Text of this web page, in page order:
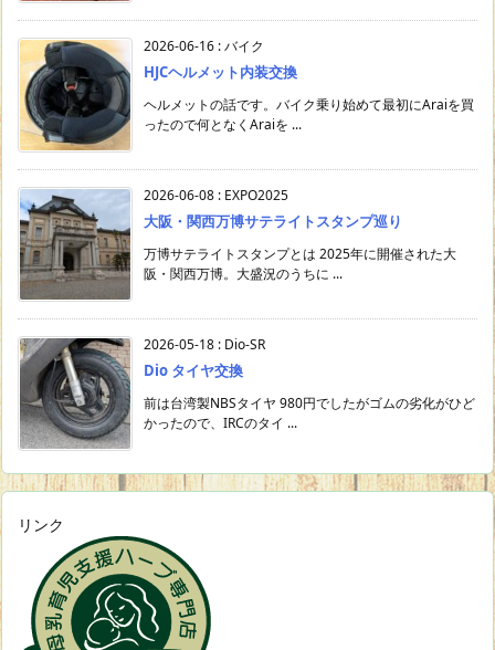
2026-06-16 :バイク
HJCヘルメット内装交換
ヘルメットの話です。バイク乗り始めて最初にAraiを買
ったので何となくAraiを ...
2026-06-08 : EXPO2025
大阪・関西万博サテライトスタンプ巡り
万博サテライトスタンプとは 2025年に開催された大
阪・関西万博。大盛況のうちに ...
2026-05-18 : Dio-SR
Dio タイヤ交換
前は台湾製NBSタイヤ 980円でしたがゴムの劣化がひど
かったので、IRCのタイ ...
リンク